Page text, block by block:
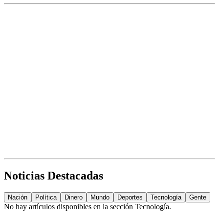
Noticias Destacadas
Nación Política Dinero Mundo Deportes Tecnología Gente
No hay artículos disponibles en la sección Tecnología.